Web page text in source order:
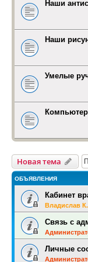
Наши
Наши
Умелые
Новая тема
ОБЪЯВЛЕНИЯ
Кабинет
Владислав К.
Связь с
Личные